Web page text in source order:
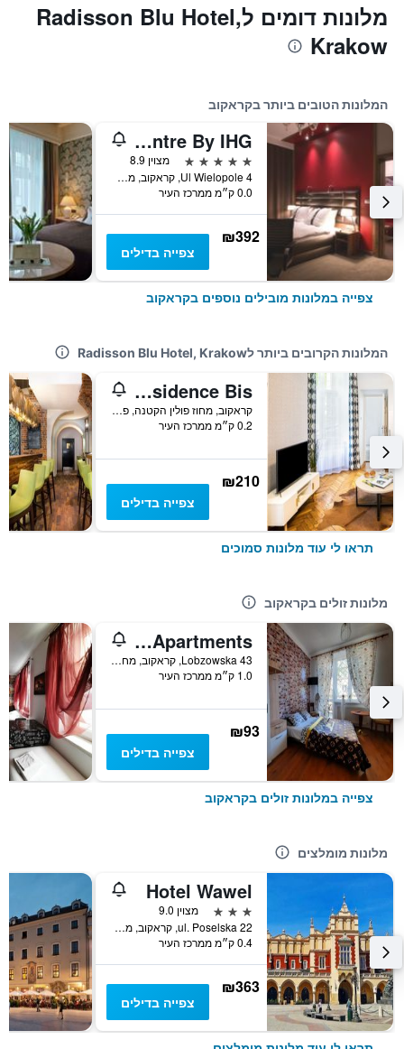
מלונות דומים לRadisson Blu Hotel,
Krakow
המלונות הטובים ביותר בקראקוב
Holiday Inn Krakow City Centre By IHG
5 כוכבים
מצוין 8.9
Ul Wielopole 4, קראקוב, מחוז פולין הקטנה, פולין
0.0 ק״מ ממרכז העיר
₪392
צפייה בדילים
צפייה במלונות מובילים נוספים בקראקוב
המלונות הקרובים ביותר לRadisson Blu Hotel, Krakow
Old Town Residence Bis
קראקוב, מחוז פולין הקטנה, פולין
0.2 ק״מ ממרכז העיר
₪210
צפייה בדילים
תראו לי עוד מלונות סמוכים
מלונות זולים בקראקוב
Lorf Hostel&Apartments
43 Lobzowska, קראקוב, מחוז פולין הקטנה, פולין
1.0 ק״מ ממרכז העיר
₪93
צפייה בדילים
צפייה במלונות זולים בקראקוב
מלונות מומלצים
Hotel Wawel
3 כוכבים
מצוין 9.0
ul. Poselska 22, קראקוב, מחוז פולין הקטנה, פולין
0.4 ק״מ ממרכז העיר
₪363
צפייה בדילים